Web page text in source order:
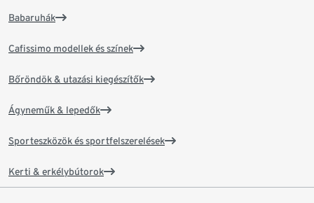
Babaruhák
Cafissimo modellek és színek
Bőröndök & utazási kiegészítők
Ágyneműk & lepedők
Sporteszközök és sportfelszerelések
Kerti & erkélybútorok